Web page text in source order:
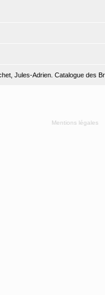
Jules-Adrien. Catalogue des
Mentions légales